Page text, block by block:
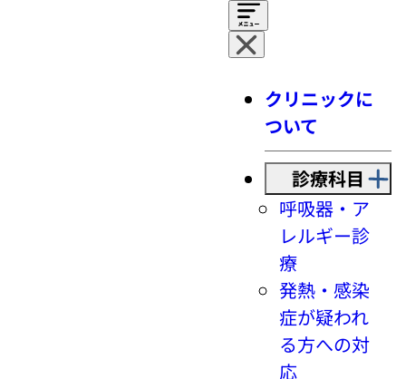
クリニックに
ついて
診療科目
呼吸器・ア
レルギー診
療
発熱・感染
症が疑われ
る方への対
応